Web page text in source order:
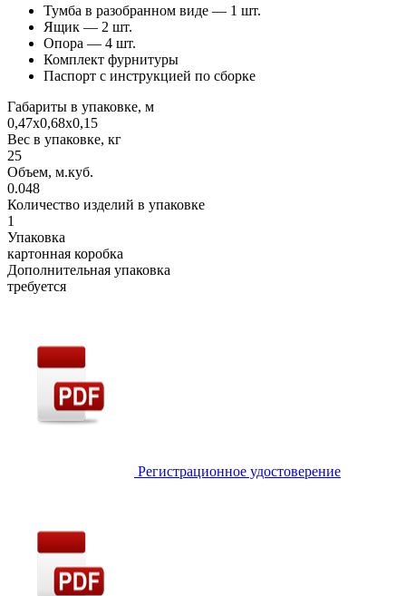
Тумба в разобранном виде — 1 шт.
Ящик — 2 шт.
Опора — 4 шт.
Комплект фурнитуры
Паспорт с инструкцией по сборке
Габариты в упаковке, м
0,47х0,68х0,15
Вес в упаковке, кг
25
Объем, м.куб.
0.048
Количество изделий в упаковке
1
Упаковка
картонная коробка
Дополнительная упаковка
требуется
Регистрационное удостоверение